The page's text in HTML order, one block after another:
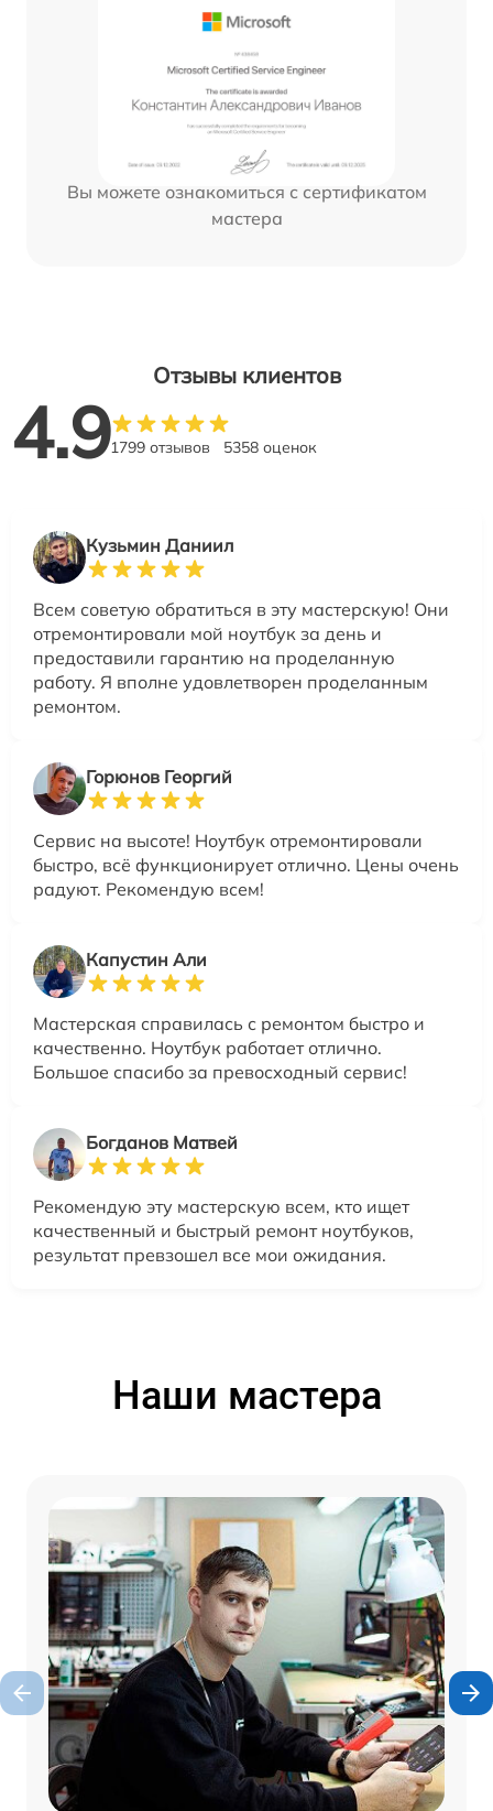
Вы можете ознакомиться с сертификатом
мастера
Отзывы клиентов
4.91799 отзывов 5358 оценок
Кузьмин Даниил
Всем советую обратиться в эту мастерскую! Они
отремонтировали мой ноутбук за день и
предоставили гарантию на проделанную
работу. Я вполне удовлетворен проделанным
ремонтом.
Горюнов Георгий
Сервис на высоте! Ноутбук отремонтировали
быстро, всё функционирует отлично. Цены очень
радуют. Рекомендую всем!
Капустин Али
Мастерская справилась с ремонтом быстро и
качественно. Ноутбук работает отлично.
Большое спасибо за превосходный сервис!
Богданов Матвей
Рекомендую эту мастерскую всем, кто ищет
качественный и быстрый ремонт ноутбуков,
результат превзошел все мои ожидания.
Наши мастера